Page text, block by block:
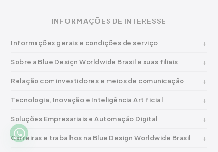
INFORMAÇÕES DE INTERESSE
Informações gerais e condições de serviço
Sobre a Blue Design Worldwide Brasil e suas filiais
Relação com investidores e meios de comunicação
Tecnologia, Inovação e Inteligência Artificial
Soluções Empresariais e Automação Digital
Carreiras e trabalhos na Blue Design Worldwide Brasil